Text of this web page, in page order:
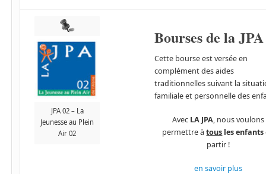
JPA 02 – La
Jeunesse au Plein
Air 02
Bourses de la
Cette bourse est versée en
complément des aides
traditionnelles suivant la
familiale et personnelle des
Avec LA JPA, nous voulons
permettre àtous les enfants
partir !
en savoir plus